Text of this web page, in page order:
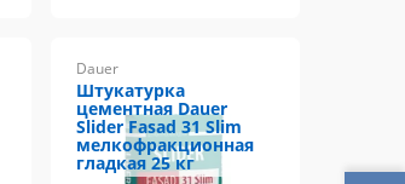
Dauer
Штукатурка
цементная Dauer
Slider Fasad 31 Slim
мелкофракционная
гладкая 25 кг